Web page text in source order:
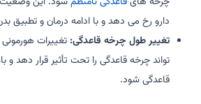
دارو رخ می دهد و با ادامه درمان و تطبیق
تغییر طول چرخه قاعدگی: تغییرات
تواند چرخه قاعدگی را تحت تأثیر قرار دهد
قاعدگی شود.